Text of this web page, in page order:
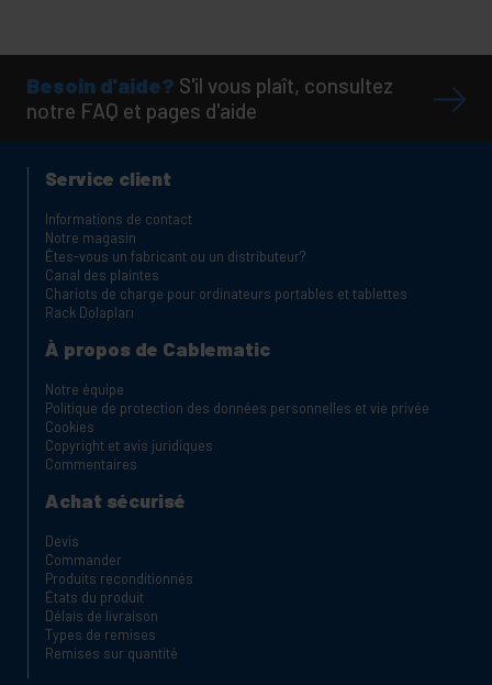
Besoin d'aide? S'il vous plaît, consultez
notre FAQ et pages d'aide
Service client
Informations de contact
Notre magasin
Êtes-vous un fabricant ou un distributeur?
Canal des plaintes
Chariots de charge pour ordinateurs portables et tablettes
Rack Dolapları
À propos de Cablematic
Notre équipe
Politique de protection des données personnelles et vie privée
Cookies
Copyright et avis juridiques
Commentaires
Achat sécurisé
Devis
Commander
Produits reconditionnés
États du produit
Délais de livraison
Types de remises
Remises sur quantité